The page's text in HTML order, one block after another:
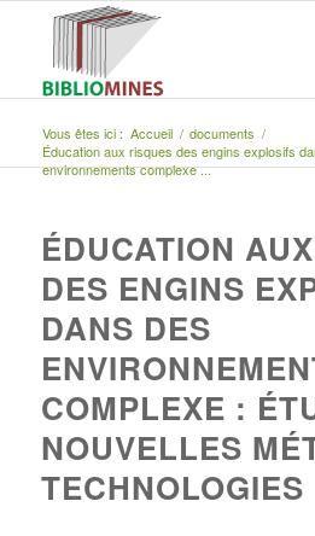
Vous êtes ici : Accueil / documents /
Éducation aux risques des engins explosifs
environnements complexe ...
ÉDUCATION
DES ENGINS
DANS DES
COMPLEXE :
NOUVELLES
TECHNOLOGIES